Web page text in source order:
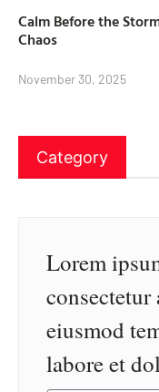
Calm Before the
Chaos
November 30, 2025
Category
Lorem
eiusmod
labore et